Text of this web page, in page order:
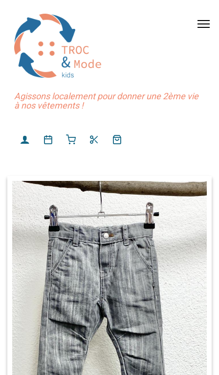
Agissons localement pour donner une 2ème vie
à nos vêtements !